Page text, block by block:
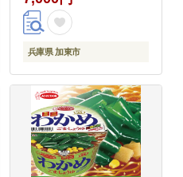
兵庫県 加東市